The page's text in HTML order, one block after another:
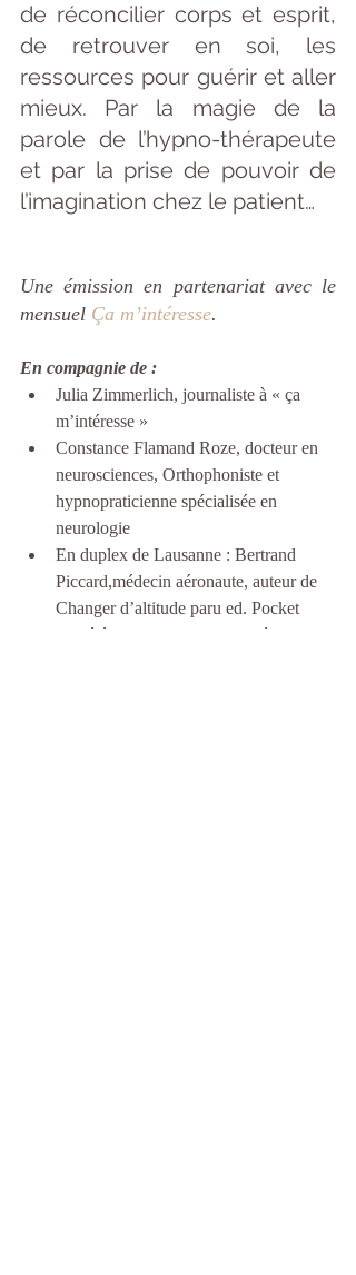
de réconcilier corps et esprit,
de retrouver en soi, les
ressources pour guérir et aller
mieux. Par la magie de la
parole de l’hypno-thérapeute
et par la prise de pouvoir de
l’imagination chez le patient…
Une émission en partenariat avec le
mensuel Ça m’intéresse.
En compagnie de :
Julia Zimmerlich, journaliste à « ça
m’intéresse »
Constance Flamand Roze, docteur en
neurosciences, Orthophoniste et
hypnopraticienne spécialisée en
neurologie
En duplex de Lausanne : Bertrand
Piccard,médecin aéronaute, auteur de
Changer d’altitude paru ed. Pocket
Au téléphone : Marc Galy, médecin